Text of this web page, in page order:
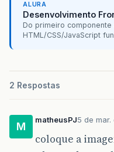
ALURA
Desenvolvimento
Do primeiro componente
HTML/CSS/JavaScript
2 Respostas
M
matheusPJ5 de mar.
coloque a